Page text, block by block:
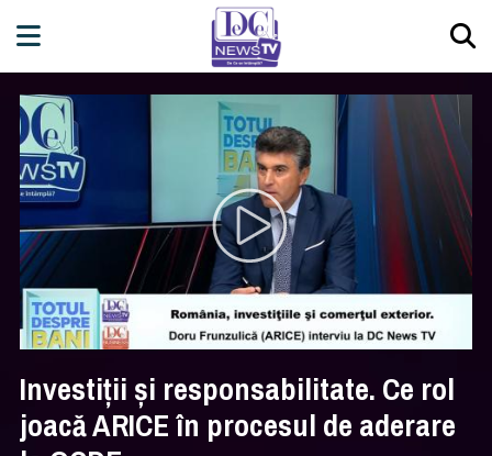
Investiții și responsabilitate. Ce rol
joacă ARICE în procesul de aderare